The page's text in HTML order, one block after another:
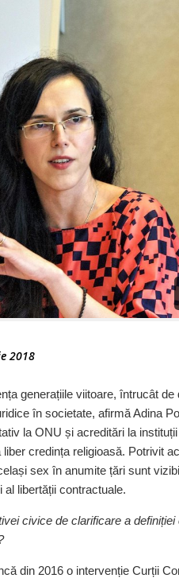
2018
generațiile viitoare, întrucât de
în societate, afirmă Adina
la ONU și acreditări la
credința religioasă. Potrivit
sex în anumite țări sunt
libertății contractuale.
civice de clarificare a
din 2016 o intervenție Curții